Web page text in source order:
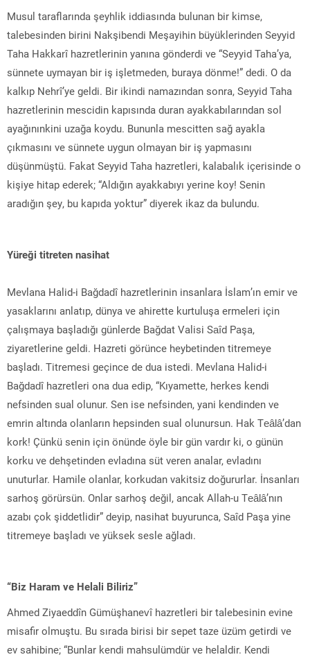
Musul taraflarında şeyhlik iddiasında bulunan bir kimse,
talebesinden birini Nakşibendi Meşayihin büyüklerinden Seyyid
Taha Hakkarî hazretlerinin yanına gönderdi ve “Seyyid Taha’ya,
sünnete uymayan bir iş işletmeden, buraya dönme!” dedi. O da
kalkıp Nehrî’ye geldi. Bir ikindi namazından sonra, Seyyid Taha
hazretlerinin mescidin kapısında duran ayakkabılarından sol
ayağınınkini uzağa koydu. Bununla mescitten sağ ayakla
çıkmasını ve sünnete uygun olmayan bir iş yapmasını
düşünmüştü. Fakat Seyyid Taha hazretleri, kalabalık içerisinde o
kişiye hitap ederek; “Aldığın ayakkabıyı yerine koy! Senin
aradığın şey, bu kapıda yoktur” diyerek ikaz da bulundu.
Yüreği titreten nasihat
Mevlana Halid-i Bağdadî hazretlerinin insanlara İslam’ın emir ve
yasaklarını anlatıp, dünya ve ahirette kurtuluşa ermeleri için
çalışmaya başladığı günlerde Bağdat Valisi Saîd Paşa,
ziyaretlerine geldi. Hazreti görünce heybetinden titremeye
başladı. Titremesi geçince de dua istedi. Mevlana Halid-i
Bağdadî hazretleri ona dua edip, “Kıyamette, herkes kendi
nefsinden sual olunur. Sen ise nefsinden, yani kendinden ve
emrin altında olanların hepsinden sual olunursun. Hak Teâlâ’dan
kork! Çünkü senin için önünde öyle bir gün vardır ki, o günün
korku ve dehşetinden evladına süt veren analar, evladını
unuturlar. Hamile olanlar, korkudan vakitsiz doğururlar. İnsanları
sarhoş görürsün. Onlar sarhoş değil, ancak Allah-u Teâlâ’nın
azabı çok şiddetlidir” deyip, nasihat buyurunca, Saîd Paşa yine
titremeye başladı ve yüksek sesle ağladı.
“Biz Haram ve Helali Biliriz”
Ahmed Ziyaeddîn Gümüşhanevî hazretleri bir talebesinin evine
misafir olmuştu. Bu sırada birisi bir sepet taze üzüm getirdi ve
ev sahibine; “Bunlar kendi mahsulümdür ve helaldir. Kendi